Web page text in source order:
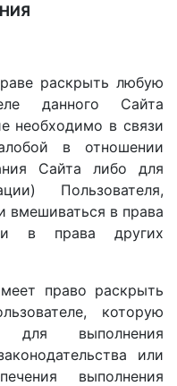
раскрыть любую
данного Сайта
необходимо в связи
в отношении
Сайта либо для
Пользователя,
вмешиваться в права
в права других
право раскрыть
которую
для выполнения
или
выполнения